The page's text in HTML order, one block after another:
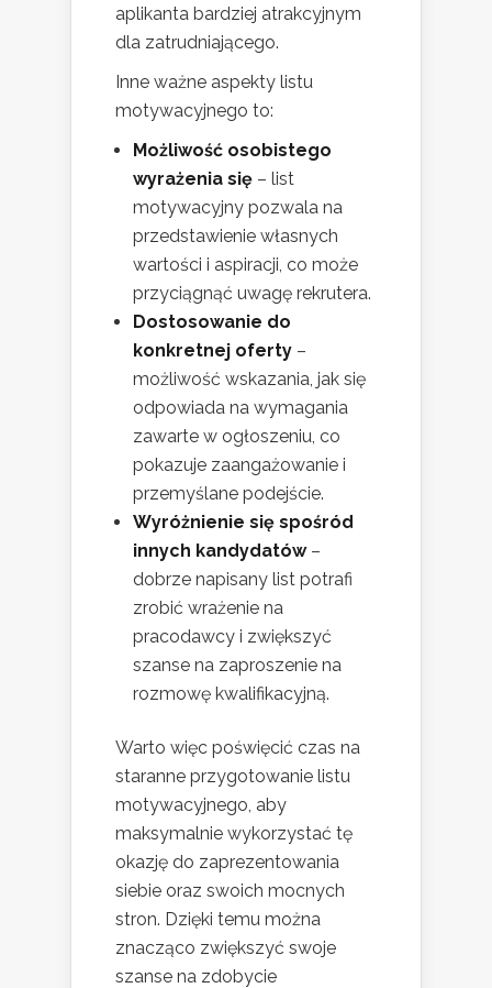
aplikanta bardziej atrakcyjnym
dla zatrudniającego.
Inne ważne aspekty listu
motywacyjnego to:
Możliwość osobistego
wyrażenia się – list
motywacyjny pozwala na
przedstawienie własnych
wartości i aspiracji, co może
przyciągnąć uwagę rekrutera.
Dostosowanie do
konkretnej oferty –
możliwość wskazania, jak się
odpowiada na wymagania
zawarte w ogłoszeniu, co
pokazuje zaangażowanie i
przemyślane podejście.
Wyróżnienie się spośród
innych kandydatów–
dobrze napisany list potrafi
zrobić wrażenie na
pracodawcy i zwiększyć
szanse na zaproszenie na
rozmowę kwalifikacyjną.
Warto więc poświęcić czas na
staranne przygotowanie listu
motywacyjnego, aby
maksymalnie wykorzystać tę
okazję do zaprezentowania
siebie oraz swoich mocnych
stron. Dzięki temu można
znacząco zwiększyć swoje
szanse na zdobycie